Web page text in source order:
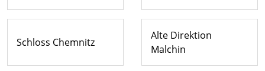
Schloss Chemnitz
Alte Direktion
Malchin